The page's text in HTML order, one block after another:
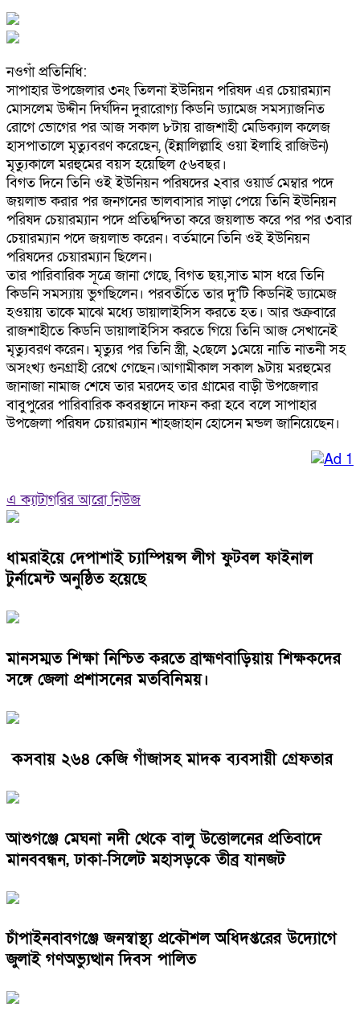
নওগাঁ প্রতিনিধি:
সাপাহার উপজেলার ৩নং তিলনা ইউনিয়ন পরিষদ এর চেয়ারম্যান
মোসলেম উদ্দীন দির্ঘদিন দুরারোগ্য কিডনি ড্যামেজ সমস্যাজনিত
রোগে ভোগের পর আজ সকাল ৮টায় রাজশাহী মেডিক্যাল কলেজ
হাসপাতালে মৃত্যুবরণ করেছেন, (ইন্নালিল্লাহি ওয়া ইলাহি রাজিউন)
মৃত্যুকালে মরহুমের বয়স হয়েছিল ৫৬বছর।
বিগত দিনে তিনি ওই ইউনিয়ন পরিষদের ২বার ওয়ার্ড মেম্বার পদে
জয়লাভ করার পর জনগনের ভালবাসার সাড়া পেয়ে তিনি ইউনিয়ন
পরিষদ চেয়ারম্যান পদে প্রতিদ্বন্দিতা করে জয়লাভ করে পর পর ৩বার
চেয়ারম্যান পদে জয়লাভ করেন। বর্তমানে তিনি ওই ইউনিয়ন
পরিষদের চেয়ারম্যান ছিলেন।
তার পারিবারিক সূত্রে জানা গেছে, বিগত ছয়,সাত মাস ধরে তিনি
কিডনি সমস্যায় ভুগছিলেন। পরবর্তীতে তার দু’টি কিডনিই ড্যামেজ
হওয়ায় তাকে মাঝে মধ্যে ডায়ালাইসিস করতে হত। আর শুক্রবারে
রাজশাহীতে কিডনি ডায়ালাইসিস করতে গিয়ে তিনি আজ সেখানেই
মৃত্যুবরণ করেন। মৃত্যুর পর তিনি স্ত্রী, ২ছেলে ১মেয়ে নাতি নাতনী সহ
অসংখ্য গুনগ্রাহী রেখে গেছেন।আগামীকাল সকাল ৯টায় মরহুমের
জানাজা নামাজ শেষে তার মরদেহ তার গ্রামের বাড়ী উপজেলার
বাবুপুরের পারিবারিক কবরস্থানে দাফন করা হবে বলে সাপাহার
উপজেলা পরিষদ চেয়ারম্যান শাহজাহান হোসেন মন্ডল জানিয়েছেন।
এ ক্যাটাগরির আরো নিউজ
ধামরাইয়ে দেপাশাই চ্যাম্পিয়ন্স লীগ ফুটবল ফাইনাল
টুর্নামেন্ট অনুষ্ঠিত হয়েছে
মানসম্মত শিক্ষা নিশ্চিত করতে ব্রাহ্মণবাড়িয়ায় শিক্ষকদের
সঙ্গে জেলা প্রশাসনের মতবিনিময়।
কসবায় ২৬৪ কেজি গাঁজাসহ মাদক ব্যবসায়ী গ্রেফতার
আশুগঞ্জে মেঘনা নদী থেকে বালু উত্তোলনের প্রতিবাদে
মানববন্ধন, ঢাকা-সিলেট মহাসড়কে তীব্র যানজট
চাঁপাইনবাবগঞ্জে জনস্বাস্থ্য প্রকৌশল অধিদপ্তরের উদ্যোগে
জুলাই গণঅভ্যুত্থান দিবস পালিত